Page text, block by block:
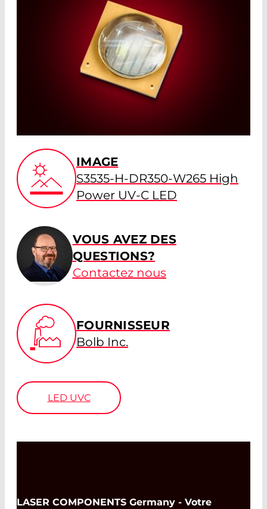
IMAGE
S3535-H-DR350-W265 High
Power UV-C LED
VOUS AVEZ DES
QUESTIONS?
Contactez nous
FOURNISSEUR
Bolb Inc.
LED UVC
LASER COMPONENTS Germany - Votre